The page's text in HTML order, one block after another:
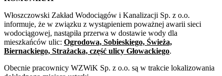
Włoszczowski Zakład Wodociągów i Kanalizacji Sp. z o.o.
informuje, że w związku z wystąpieniem poważnej awarii sieci
wodociągowej, nastąpiła przerwa w dostawie wody dla
mieszkańców ulic: Ogrodowa, Sobieskiego, Świeża,
Biernackiego, Strażacka, część ulicy Głowackiego.
Obecnie pracownicy WZWiK Sp. z o.o. są w trakcie lokalizowania